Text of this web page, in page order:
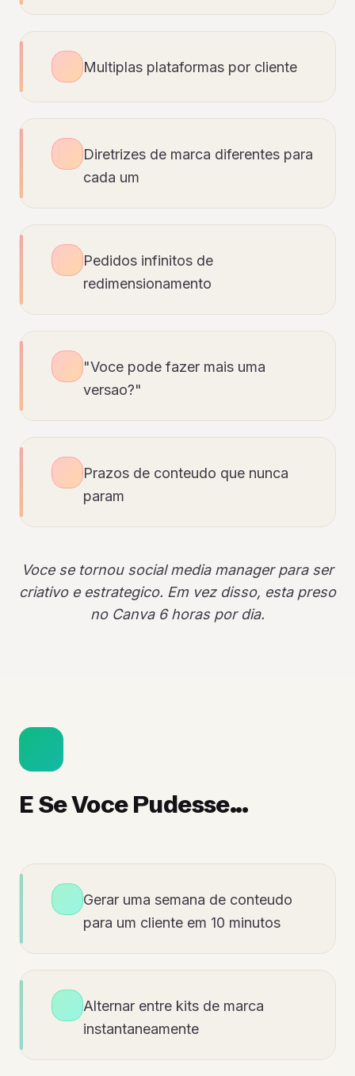
Multiplas plataformas por cliente
Diretrizes de marca diferentes para
cada um
Pedidos infinitos de
redimensionamento
"Voce pode fazer mais uma
versao?"
Prazos de conteudo que nunca
param
Voce se tornou social media manager para ser
criativo e estrategico. Em vez disso, esta preso
no Canva 6 horas por dia.
E Se Voce Pudesse...
Gerar uma semana de conteudo
para um cliente em 10 minutos
Alternar entre kits de marca
instantaneamente